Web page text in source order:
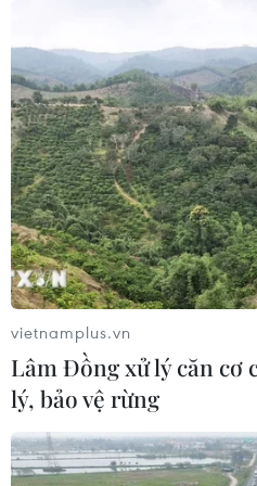
khẩu
09/08/2026 14:15
Công suất lọc dầu thu hẹp,
Mỹ đối mặt áp lực tăng
09/08/2026 09:43
Xuất khẩu dệt may 7 tháng
27 tỷ USD, duy trì đà tăng
09/08/2026 08:25
Hải Phòng điều chỉnh kịch
vietnamplus.vn
Lâm Đồng xử lý căn cơ
lý, bảo vệ rừng